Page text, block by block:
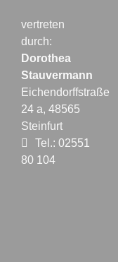
vertreten
durch:
Dorothea
Stauvermann
Eichendorffstraße
24 a, 48565
Steinfurt
Tel.: 02551
80 104